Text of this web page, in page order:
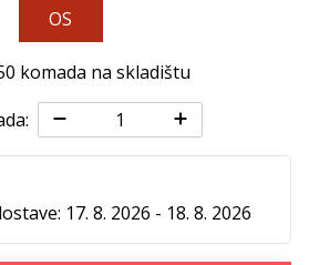
OS
komada na skladištu
17. 8. 2026 - 18. 8. 2026